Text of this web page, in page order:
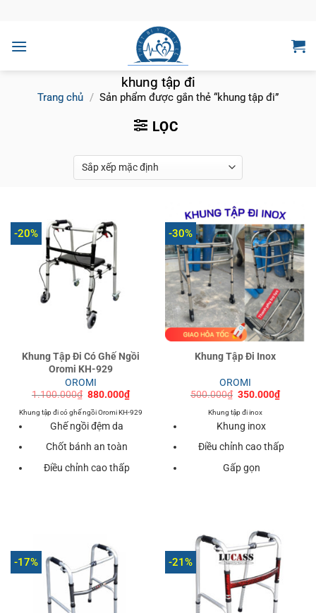
nội
khung tập đi
Trang chủ / Sản phẩm được gắn thẻ “khung tập đi”
LỌC
-20%
Khung Tập Đi Có Ghế Ngồi
Oromi KH-929
OROMI
1.100.000₫ Giá
là:
1.100.000₫.
880.000₫Giá
hiện
tại
880.000₫.
Khung tập đi có ghế ngồi Oromi KH-929
Ghế ngồi đệm da
Chốt bánh an toàn
Điều chỉnh cao thấp
-30%
Khung Tập Đi Inox
OROMI
500.000₫ Giá
là:
500.000₫.
350.000₫Giá
hiện
Khung tập đi inox
Khung inox
Điều chỉnh cao thấp
Gấp gọn
-17% -21%